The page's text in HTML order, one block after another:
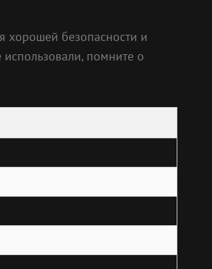
хорошей безопасности и
помните о